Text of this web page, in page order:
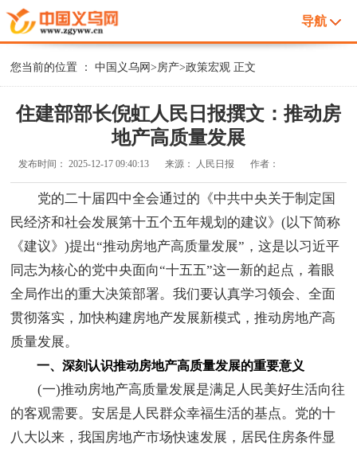
导航
您当前的位置 ：中国义乌网>房产>政策宏观 正文
住建部部长倪虹人民日报撰文：推动房
地产高质量发展
发布时间：2025-12-17 09:40:13 来源： 人民日报 作者：
党的二十届四中全会通过的《中共中央关于制定国
民经济和社会发展第十五个五年规划的建议》(以下简称
《建议》)提出“推动房地产高质量发展”，这是以习近平
同志为核心的党中央面向“十五五”这一新的起点，着眼
全局作出的重大决策部署。我们要认真学习领会、全面
贯彻落实，加快构建房地产发展新模式，推动房地产高
质量发展。
一、深刻认识推动房地产高质量发展的重要意义
(一)推动房地产高质量发展是满足人民美好生活向往
的客观需要。安居是人民群众幸福生活的基点。党的十
八大以来，我国房地产市场快速发展，居民住房条件显